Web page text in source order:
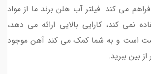
می کند. فیلتر آب هلن برند ما از مواد
نمی کند، کارایی بالایی ارائه می دهد،
است و به شما کمک می کند آهن موجود
بین ببرید.